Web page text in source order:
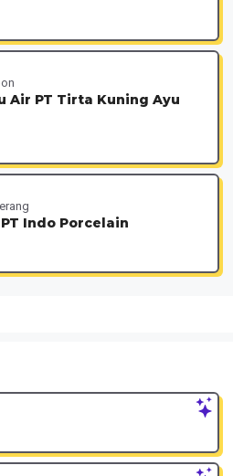
Air PT Tirta Kuning Ayu
Indo Porcelain